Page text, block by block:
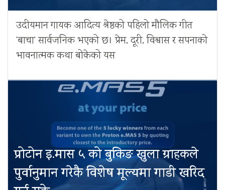
उदीयमान गायक आदित्य श्रेष्ठको पहिलो मौलिक गीत
‘बाचा’ सार्वजनिक भएको छ। प्रेम, दूरी, विश्वास र सपनाको
भावनात्मक कथा बोकेको यस
प्रोटोन इ.मास ५ को बुकिङ खुला ग्राहकले
पुर्वानुमान गरेकै विशेष मूल्यमा गाडी खरिद